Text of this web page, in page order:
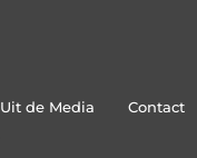
Uit de Media Contact